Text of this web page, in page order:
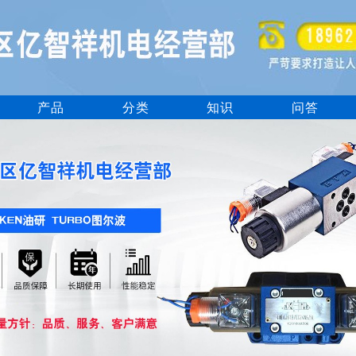
产品 分类 知识 问答